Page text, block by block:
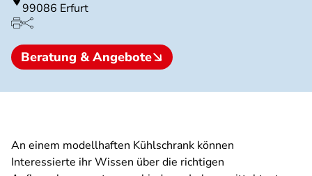
99086 Erfurt
Beratung & Angebote
An einem modellhaften Kühlschrank können
Interessierte ihr Wissen über die richtigen